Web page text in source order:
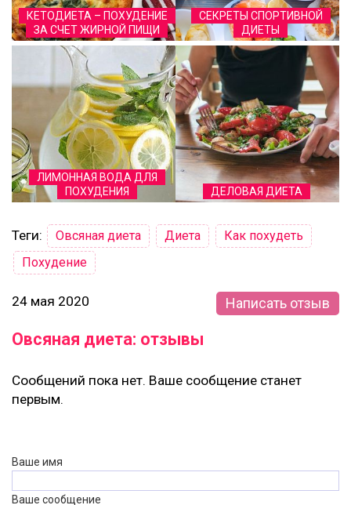
КЕТОДИЕТА – ПОХУДЕНИЕ
ЗА СЧЕТ ЖИРНОЙ ПИЩИ
СЕКРЕТЫ СПОРТИВНОЙ
ДИЕТЫ
ЛИМОННАЯ ВОДА ДЛЯ
ПОХУДЕНИЯ
ДЕЛОВАЯ ДИЕТА
Теги: Овсяная диета Диета
Как похудеть
Похудение
24 мая 2020 Написать отзыв
Овсяная диета: отзывы
Сообщений пока нет. Ваше сообщение станет
первым.
Ваше имя
Ваше сообщение